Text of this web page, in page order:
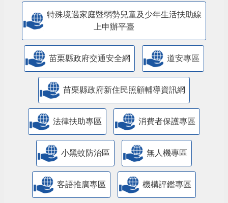
特殊境遇家庭暨弱勢兒童及少年生活扶助線
上申辦平臺
苗栗縣政府交通安全網 道安專區
苗栗縣政府新住民照顧輔導資訊網
法律扶助專區 消費者保護專區
小黑蚊防治區 無人機專區
客語推廣專區 機構評鑑專區